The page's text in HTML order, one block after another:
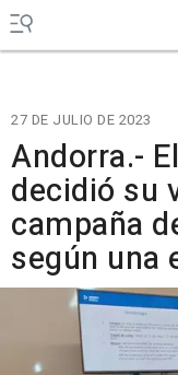
27 DE JULIO DE 2023
Andorra.-
decidió su
campaña
según una